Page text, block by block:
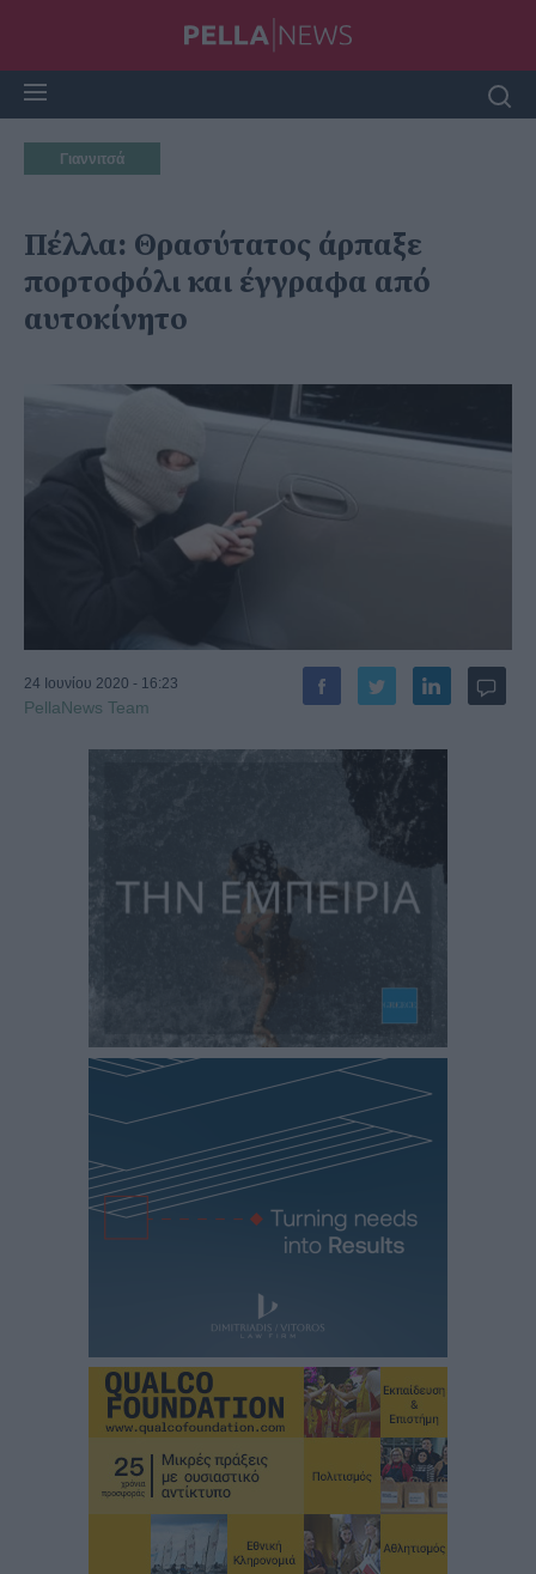
Γιαννιτσά
Πέλλα: Θρασύτατος άρπαξε
πορτοφόλι και έγγραφα από
αυτοκίνητο
24 Ιουνίου 2020 - 16:23
PellaNews Team